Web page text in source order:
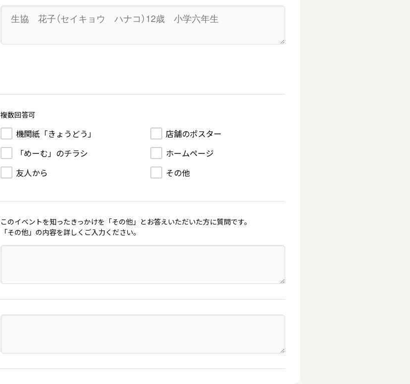
複数回答可
機関紙「きょうどう」
店舗のポスター
「めーむ」のチラシ
ホームページ
友人から
その他
このイベントを知ったきっかけを「その他」とお答えいただいた方に質問です。
「その他」の内容を詳しくご入力ください。